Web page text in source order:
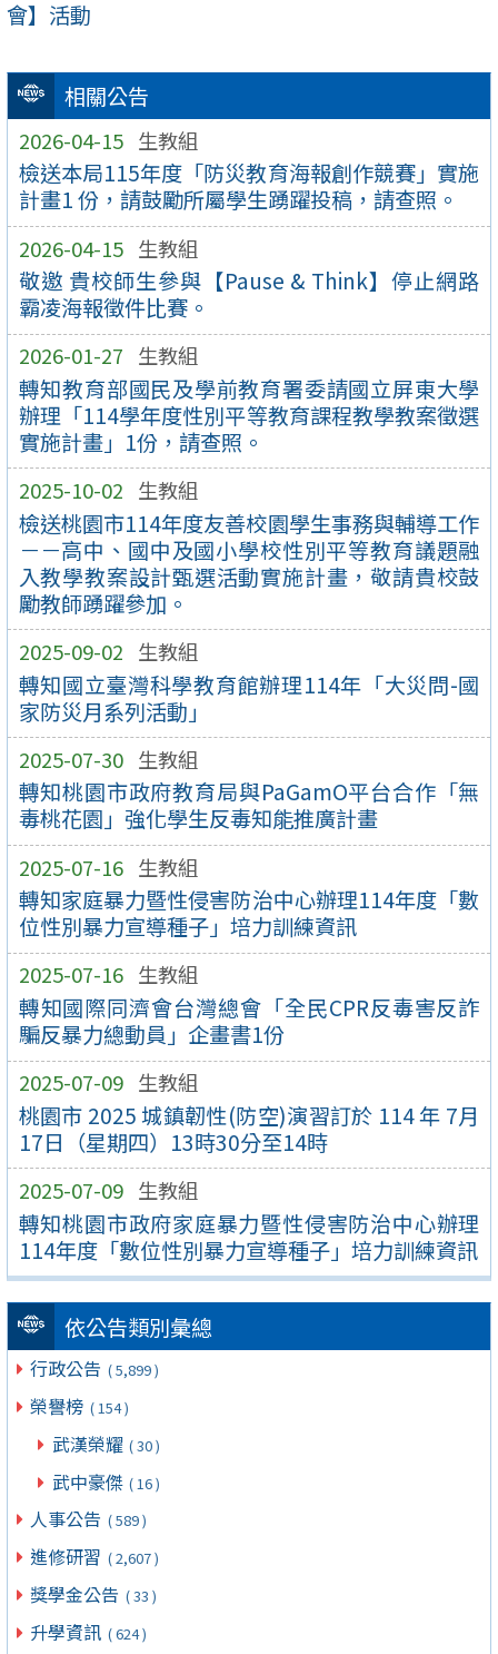
相關公告
2026-04-15 生教組
檢送本局115年度「防災教育海報創作競賽」實施
計畫1 份，請鼓勵所屬學生踴躍投稿，請查照。
2026-04-15 生教組
敬邀 貴校師生參與【Pause & Think】停止網路
霸凌海報徵件比賽。
2026-01-27 生教組
轉知教育部國民及學前教育署委請國立屏東大學
辦理「114學年度性別平等教育課程教學教案徵選
實施計畫」1份，請查照。
2025-10-02 生教組
檢送桃園市114年度友善校園學生事務與輔導工作
－－高中、國中及國小學校性別平等教育議題融
入教學教案設計甄選活動實施計畫，敬請貴校鼓
勵教師踴躍參加。
2025-09-02 生教組
轉知國立臺灣科學教育館辦理114年「大災問-國
家防災月系列活動」
2025-07-30 生教組
轉知桃園市政府教育局與PaGamO平台合作「無
毒桃花園」強化學生反毒知能推廣計畫
2025-07-16 生教組
轉知家庭暴力暨性侵害防治中心辦理114年度「數
位性別暴力宣導種子」培力訓練資訊
2025-07-16 生教組
轉知國際同濟會台灣總會「全民CPR反毒害反詐
騙反暴力總動員」企畫書1份
2025-07-09 生教組
桃園市 2025 城鎮韌性(防空)演習訂於 114 年 7月
17日（星期四）13時30分至14時
2025-07-09 生教組
轉知桃園市政府家庭暴力暨性侵害防治中心辦理
114年度「數位性別暴力宣導種子」培力訓練資訊
依公告類別彙總
行政公告 ( 5,899 )
榮譽榜 ( 154 )
武漢榮耀 ( 30 )
武中豪傑 ( 16 )
人事公告 ( 589 )
進修研習 ( 2,607 )
獎學金公告 ( 33 )
升學資訊 ( 624 )
會】活動